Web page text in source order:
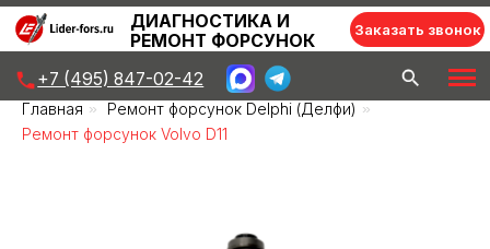
Заказать звонок
ДИАГНОСТИКА И
РЕМОНТ ФОРСУНОК
Главная » Ремонт форсунок Delphi (Делфи) »
Ремонт форсунок Volvo D11